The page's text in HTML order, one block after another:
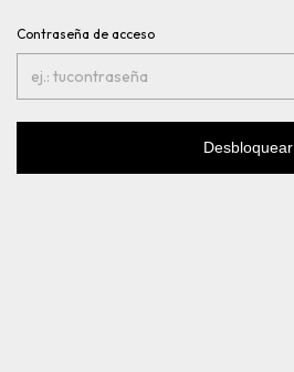
Contraseña de acceso
Desbloquear